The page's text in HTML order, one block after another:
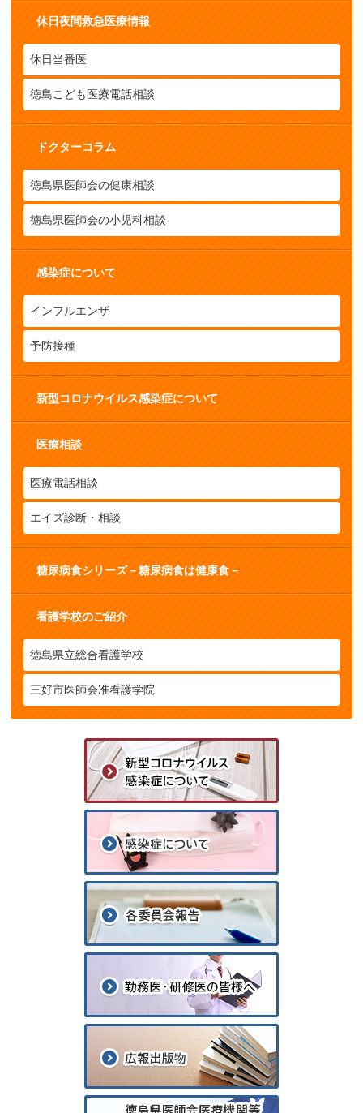
休日夜間救急医療情報
休日当番医
徳島こども医療電話相談
ドクターコラム
徳島県医師会の健康相談
徳島県医師会の小児科相談
感染症について
インフルエンザ
予防接種
新型コロナウイルス感染症について
医療相談
医療電話相談
エイズ診断・相談
糖尿病食シリーズ－糖尿病食は健康食－
看護学校のご紹介
徳島県立総合看護学校
三好市医師会准看護学院